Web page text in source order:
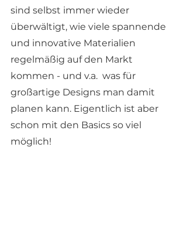
sind selbst immer wieder
überwältigt, wie viele spannende
und innovative Materialien
regelmäßig auf den Markt
kommen - und v.a.  was für
großartige Designs man damit
planen kann. Eigentlich ist aber
schon mit den Basics so viel
möglich!